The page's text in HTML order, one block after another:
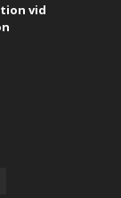
vid